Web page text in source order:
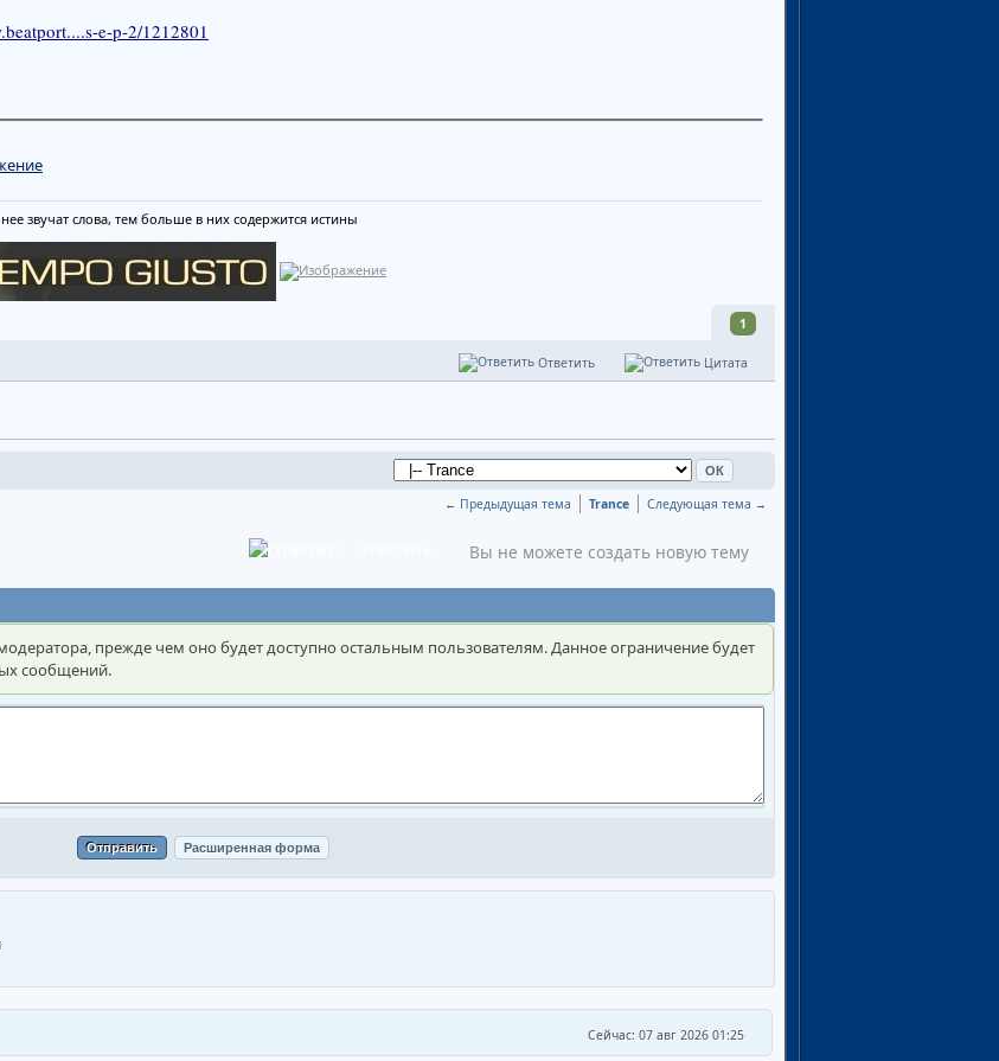
e-p-2/1212801
звучат слова, тем больше в них содержится истины
1
Цитата
Ответить
← Предыдущая тема Trance Следующая тема →
Вы не можете создать новую тему
прежде чем оно будет доступно остальным пользователям. Данное ограничение будет
сообщений.
Сейчас: 07 авг 2026 01:25